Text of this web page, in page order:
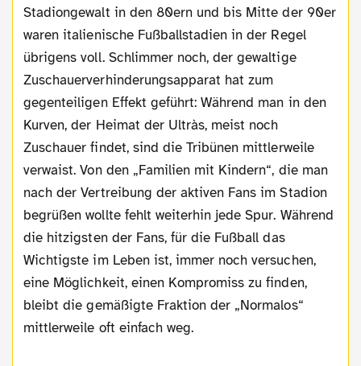
Stadiongewalt in den 80ern und bis Mitte der 90er
waren italienische Fußballstadien in der Regel
übrigens voll. Schlimmer noch, der gewaltige
Zuschauerverhinderungsapparat hat zum
gegenteiligen Effekt geführt: Während man in den
Kurven, der Heimat der Ultràs, meist noch
Zuschauer findet, sind die Tribünen mittlerweile
verwaist. Von den „Familien mit Kindern“, die man
nach der Vertreibung der aktiven Fans im Stadion
begrüßen wollte fehlt weiterhin jede Spur. Während
die hitzigsten der Fans, für die Fußball das
Wichtigste im Leben ist, immer noch versuchen,
eine Möglichkeit, einen Kompromiss zu finden,
bleibt die gemäßigte Fraktion der „Normalos“
mittlerweile oft einfach weg.